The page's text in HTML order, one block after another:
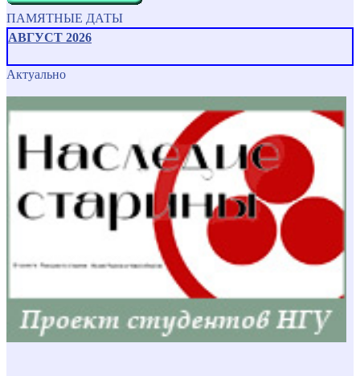
ПАМЯТНЫЕ ДАТЫ
АВГУСТ 2026
Актуально